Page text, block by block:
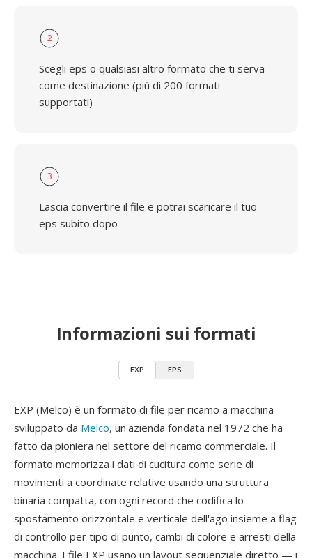
2
Scegli eps o qualsiasi altro formato che ti serva
come destinazione (più di 200 formati
supportati)
3
Lascia convertire il file e potrai scaricare il tuo
eps subito dopo
Informazioni sui formati
EXP EPS
EXP (Melco) è un formato di file per ricamo a macchina
sviluppato da Melco, un'azienda fondata nel 1972 che ha
fatto da pioniera nel settore del ricamo commerciale. Il
formato memorizza i dati di cucitura come serie di
movimenti a coordinate relative usando una struttura
binaria compatta, con ogni record che codifica lo
spostamento orizzontale e verticale dell'ago insieme a flag
di controllo per tipo di punto, cambi di colore e arresti della
macchina. I file EXP usano un layout sequenziale diretto — i